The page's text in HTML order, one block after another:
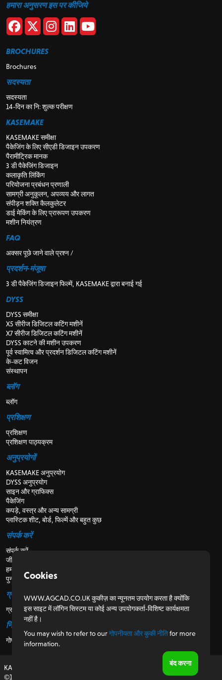
हमारा अनुसरण इस पर कीजिये
BROCHURES
Brochures
सदस्यता
सदस्यता
14-दिन का नि: शुल्क परीक्षण
KASEMAKE
KASEMAKE समीक्षा
पैकेजिंग के लिए सीएडी डिजाइन उपकरण
पैरामीट्रिक मानक
3 डी पैकेजिंग डिजाइन
कलाकृति लिंकिंग
परियोजना प्रबंधन प्रणाली
सामग्री अनुकूलन, अपव्यय और लागत
संपीड़न शक्ति कैलकुलेटर
डाई मेकिंग के लिए प्रारूपण उपकरण
मशीन नियंत्रण
FAQ
अक्सर पूछे जाने वाले प्रश्न /
प्रदर्शन-मंजूषा
3 डी पैकेजिंग डिजाइन फिल्में, KASEMAKE द्वारा बनाई गई
DYSS
DYSS समीक्षा
X5 सीरीज डिजिटल कटिंग मशीनें
X7 सीरीज डिजिटल कटिंग मशीनें
DYSS काटने की मशीन उपकरण
पूर्व स्वामित्व और प्रदर्शन डिजिटल कटिंग मशीनें
के-कट विजन
संस्थापन
ब्लॉग
ब्लॉग
प्रशिक्षण
प्रशिक्षण
प्रशिक्षण पाठ्यक्रम
अनुप्रयोगों
KASEMAKE अनुप्रयोग
DYSS अनुप्रयोग
साइन और ग्राफिक्स
पैकेजिंग
कपड़े, वस्त्र और अन्य सामग्री
प्लास्टिक शीट, बोर्ड, फिल्में और बहुत कुछ
संपर्क करें
संपर्क करें
जीविका
हमारे बारे में
पुनर्विक्रेताओं के लिए
ग्राहकों के लिए
ग्राहक पोर्टल
नियामक
गोपनीयता और कुकी नीति
KASEMAKE, यूके में डिजाइन और विकसित
©1987-2026 AG/CAD Limited
Cookies
WWW.AGCAD.CO.UK कुकीज़ का न्यूनतम उपयोग करता है क्योंकि
इस साइट में लॉगिन सिस्टम या कोई अन्य उपयोगकर्ता-विशिष्ट कार्यक्षमता
नहीं है।
You may wish to refer to ourगोपनीयता और कुकी नीतिfor more
information.
बंद करना